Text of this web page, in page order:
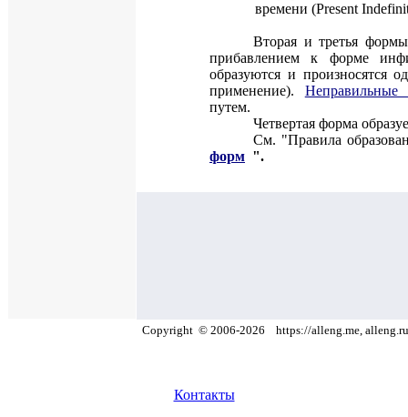
времени (Present
Вторая и третья
прибавлением к форме
образуются и произносятся
применение). Неправильные
путем.
Четвертая форма
См. "Правила
форм ".
Copyright © 2006-2026 https://alleng.me,
Контакты